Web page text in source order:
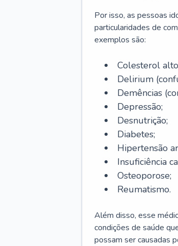
Por isso, as pessoas
particularidades de
exemplos são:
Colesterol
Delirium
Demências
Depressão;
Desnutrição;
Diabetes;
Hipertensão
Insuficiência
Osteoporose;
Reumatismo.
Além disso, esse
condições de saúde
possam ser causadas